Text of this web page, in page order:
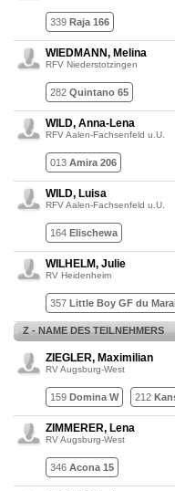
339 Raja 166
WIEDMANN, Melina
RFV Niederstotzingen
282 Quintano 65
WILD, Anna-Lena
RFV Aalen-Fachsenfeld u.U.
013 Amira 206
WILD, Luisa
RFV Aalen-Fachsenfeld u.U.
164 Elischewa
WILHELM, Julie
RV Heidenheim
357 Little Boy GF du
Z - NAME DES TEILNEHMERS
ZIEGLER, Maximilian
RV Augsburg-West
159 Domina W 212
ZIMMERER, Lena
RV Augsburg-West
346 Acona 15